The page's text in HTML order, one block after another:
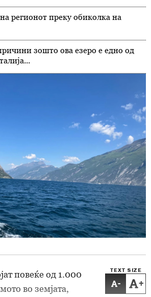
регионот преку обиколка на
зошто ова езеро е едно од
TEXT SIZE
- +
повеќе од 1.000
во земјата,